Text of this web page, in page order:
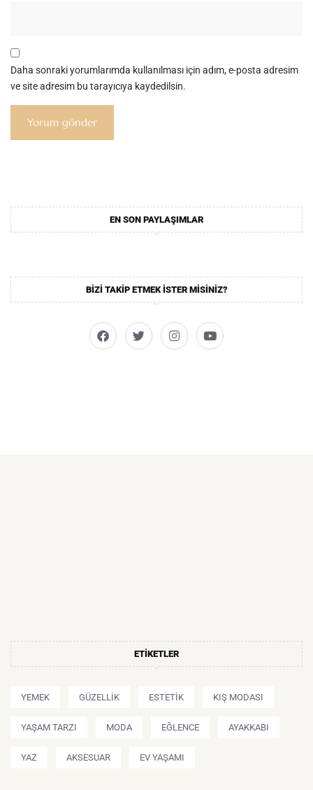
Daha sonraki yorumlarımda kullanılması için adım, e-posta adresim
ve site adresim bu tarayıcıya kaydedilsin.
EN SON PAYLAŞIMLAR
BIZI TAKIP ETMEK ISTER MISINIZ?
ETIKETLER
YEMEK GÜZELLIK ESTETIK KIŞ MODASI
YAŞAM TARZI MODA EĞLENCE AYAKKABI
YAZ AKSESUAR EV YAŞAMI